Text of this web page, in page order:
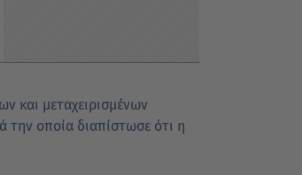
και μεταχειρισμένων
την οποία διαπίστωσε ότι η